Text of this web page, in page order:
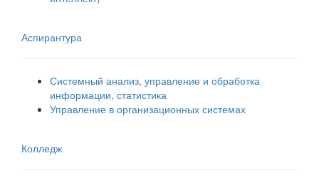
Аспирантура
Системный анализ, управление и обработка
информации, статистика
Управление в организационных системах
Колледж